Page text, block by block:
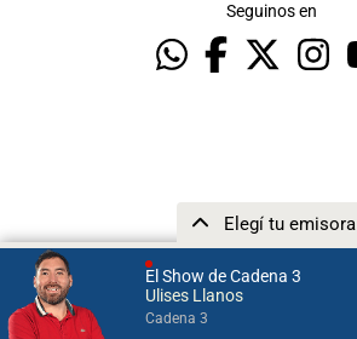
El Show de Cadena 3
Ulises Llanos
Cadena 3
Elegí tu emisora
Seguinos en